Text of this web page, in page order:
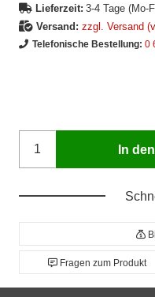
Lieferzeit: 3-4 Tage (Mo-
Versand: zzgl. Versand
Telefonische Bestellung: 0
In
Fragen zum Produkt